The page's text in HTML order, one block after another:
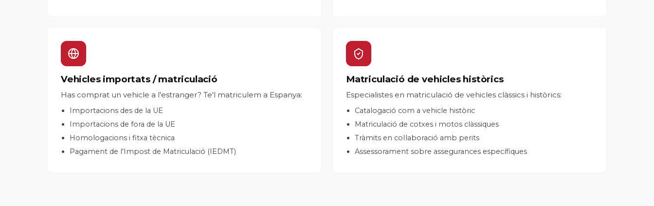
Vehicles importats / matriculació
Has comprat un vehicle a l'estranger? Te'l matriculem a Espanya:
Importacions des de la UE
Importacions de fora de la UE
Homologacions i fitxa tècnica
Pagament de l'Impost de Matriculació (IEDMT)
Matriculació de vehicles històrics
Especialistes en matriculació de vehicles clàssics i històrics:
Catalogació com a vehicle històric
Matriculació de cotxes i motos clàssiques
Tràmits en col·laboració amb perits
Assessorament sobre assegurances específiques